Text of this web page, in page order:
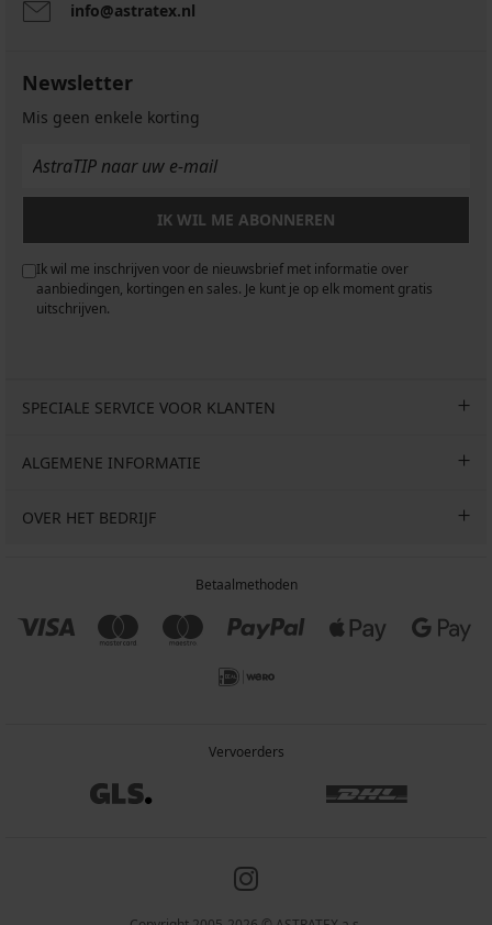
info@astratex.nl
Newsletter
Mis geen enkele korting
IK WIL ME ABONNEREN
Ik wil me inschrijven voor de nieuwsbrief met informatie over
aanbiedingen, kortingen en sales. Je kunt je op elk moment gratis
uitschrijven.
SPECIALE SERVICE VOOR KLANTEN
ALGEMENE INFORMATIE
OVER HET BEDRIJF
Betaalmethoden
Vervoerders